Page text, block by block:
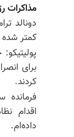
مذاکرات
دونالد
کمتر
برای
کردند.
فرمانده
اقدام
داده‌ام.